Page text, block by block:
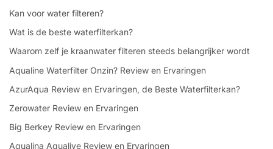
Kan voor water filteren?
Wat is de beste waterfilterkan?
Waarom zelf je kraanwater filteren steeds belangrijker wordt
Aqualine Waterfilter Onzin? Review en Ervaringen
AzurAqua Review en Ervaringen, de Beste Waterfilterkan?
Zerowater Review en Ervaringen
Big Berkey Review en Ervaringen
Aqualina Aqualive Review en Ervaringen